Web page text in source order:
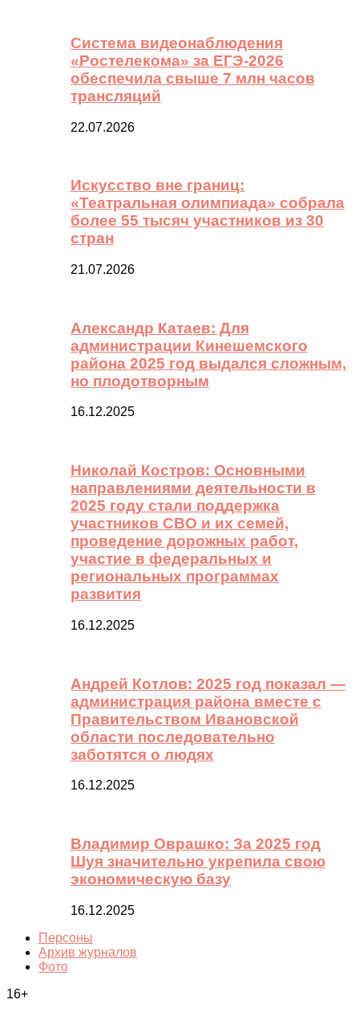
Система видеонаблюдения
«Ростелекома» за ЕГЭ-2026
обеспечила свыше 7 млн часов
трансляций
22.07.2026
Искусство вне границ:
«Театральная олимпиада» собрала
более 55 тысяч участников из 30
стран
21.07.2026
Александр Катаев: Для
администрации Кинешемского
района 2025 год выдался сложным,
но плодотворным
16.12.2025
Николай Костров: Основными
направлениями деятельности в
2025 году стали поддержка
участников СВО и их семей,
проведение дорожных работ,
участие в федеральных и
региональных программах
развития
16.12.2025
Андрей Котлов: 2025 год показал —
администрация района вместе с
Правительством Ивановской
области последовательно
заботятся о людях
16.12.2025
Владимир Оврашко: За 2025 год
Шуя значительно укрепила свою
экономическую базу
16.12.2025
Персоны
Архив журналов
Фото
16+